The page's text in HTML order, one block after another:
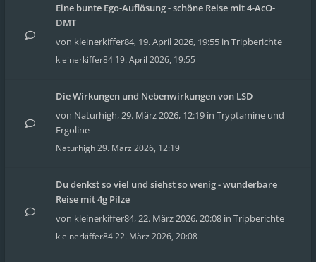
Eine bunte Ego-Auflösung - schöne Reise mit 4-AcO-
DMT
von kleinerkiffer84, 19. April 2026, 19:55 in Tripberichte
kleinerkiffer84 19. April 2026, 19:55
Die Wirkungen und Nebenwirkungen von LSD
von Naturhigh,29. März 2026, 12:19 in Tryptamine und
Ergoline
Naturhigh29. März 2026, 12:19
Du denkst so viel und siehst so wenig - wunderbare
Reise mit 4g Pilze
von kleinerkiffer84,22. März 2026, 20:08 in Tripberichte
kleinerkiffer8422. März 2026, 20:08